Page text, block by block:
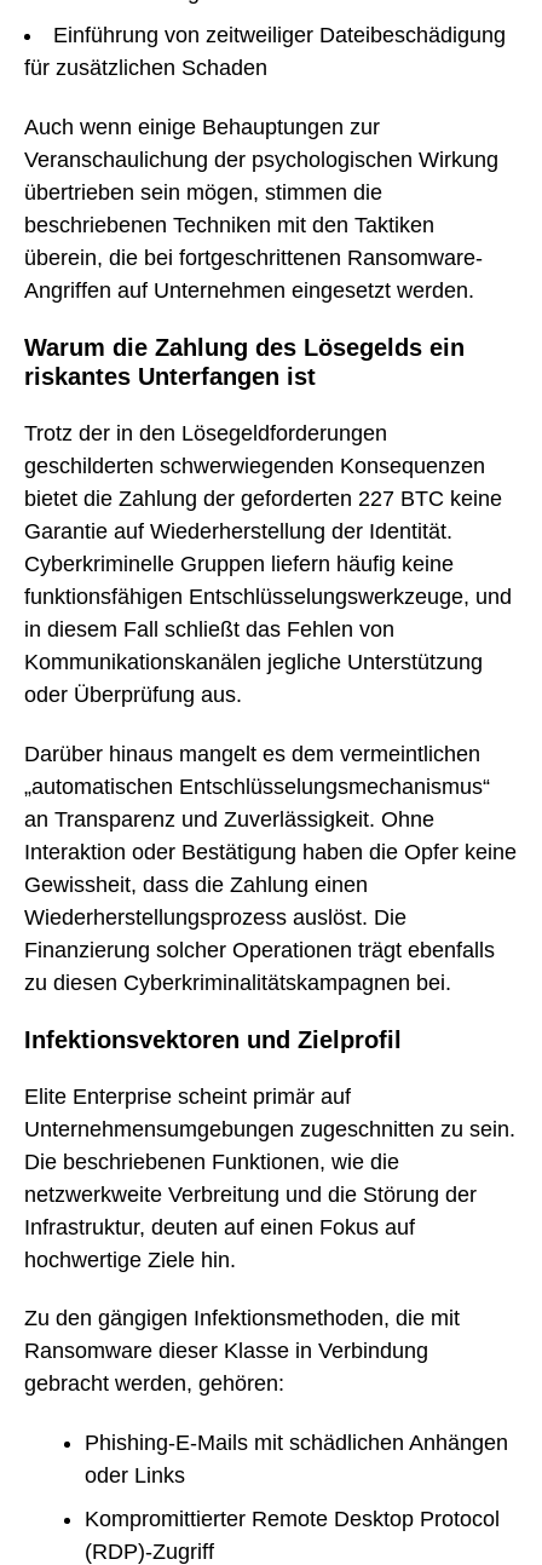
Einführung von zeitweiliger Dateibeschädigung
für zusätzlichen Schaden
Auch wenn einige Behauptungen zur
Veranschaulichung der psychologischen Wirkung
übertrieben sein mögen, stimmen die
beschriebenen Techniken mit den Taktiken
überein, die bei fortgeschrittenen Ransomware-
Angriffen auf Unternehmen eingesetzt werden.
Warum die Zahlung des Lösegelds ein
riskantes Unterfangen ist
Trotz der in den Lösegeldforderungen
geschilderten schwerwiegenden Konsequenzen
bietet die Zahlung der geforderten 227 BTC keine
Garantie auf Wiederherstellung der Identität.
Cyberkriminelle Gruppen liefern häufig keine
funktionsfähigen Entschlüsselungswerkzeuge, und
in diesem Fall schließt das Fehlen von
Kommunikationskanälen jegliche Unterstützung
oder Überprüfung aus.
Darüber hinaus mangelt es dem vermeintlichen
„automatischen Entschlüsselungsmechanismus“
an Transparenz und Zuverlässigkeit. Ohne
Interaktion oder Bestätigung haben die Opfer keine
Gewissheit, dass die Zahlung einen
Wiederherstellungsprozess auslöst. Die
Finanzierung solcher Operationen trägt ebenfalls
zu diesen Cyberkriminalitätskampagnen bei.
Infektionsvektoren und Zielprofil
Elite Enterprise scheint primär auf
Unternehmensumgebungen zugeschnitten zu sein.
Die beschriebenen Funktionen, wie die
netzwerkweite Verbreitung und die Störung der
Infrastruktur, deuten auf einen Fokus auf
hochwertige Ziele hin.
Zu den gängigen Infektionsmethoden, die mit
Ransomware dieser Klasse in Verbindung
gebracht werden, gehören:
Phishing-E-Mails mit schädlichen Anhängen
oder Links
Kompromittierter Remote Desktop Protocol
(RDP)-Zugriff